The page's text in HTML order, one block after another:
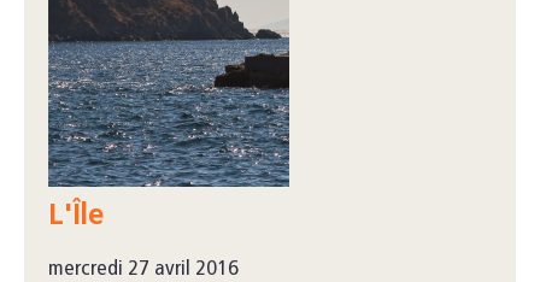
L'Île
mercredi 27 avril 2016